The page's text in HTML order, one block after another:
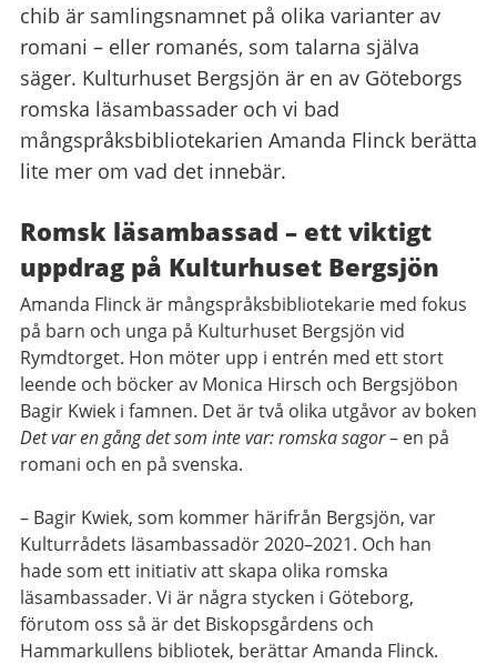
chib är samlingsnamnet på olika varianter av
romani – eller romanés, som talarna själva
säger. Kulturhuset Bergsjön är en av Göteborgs
romska läsambassader och vi bad
mångspråksbibliotekarien Amanda Flinck berätta
lite mer om vad det innebär.
Romsk läsambassad – ett viktigt
uppdrag på Kulturhuset Bergsjön
Amanda Flinck är mångspråksbibliotekarie med fokus
på barn och unga på Kulturhuset Bergsjön vid
Rymdtorget. Hon möter upp i entrén med ett stort
leende och böcker av Monica Hirsch och Bergsjöbon
Bagir Kwiek i famnen. Det är två olika utgåvor av boken
Det var en gång det som inte var: romska sagor– en på
romani och en på svenska.
– Bagir Kwiek, som kommer härifrån Bergsjön, var
Kulturrådets läsambassadör 2020–2021. Och han
hade som ett initiativ att skapa olika romska
läsambassader. Vi är några stycken i Göteborg,
förutom oss så är det Biskopsgårdens och
Hammarkullens bibliotek, berättar Amanda Flinck.